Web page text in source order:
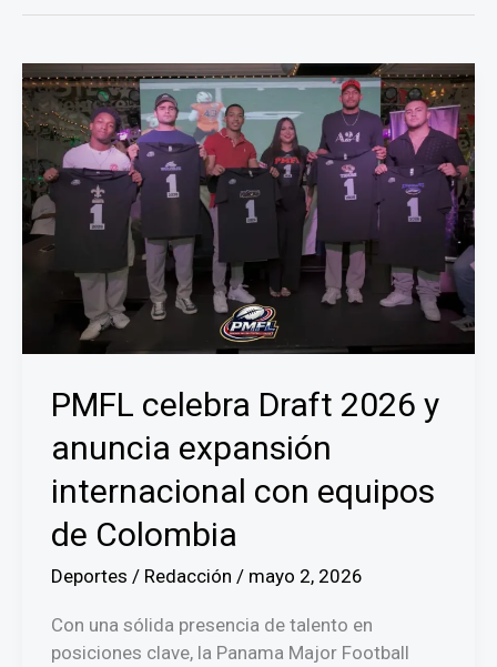
PMFL celebra Draft 2026 y
anuncia expansión
internacional con equipos
de Colombia
Deportes / Redacción / mayo 2, 2026
Con una sólida presencia de talento en
posiciones clave, la Panama Major Football